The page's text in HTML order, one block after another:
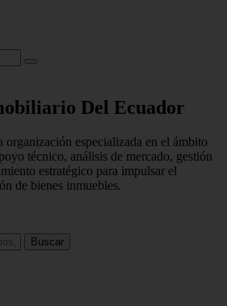
Del Ecuador
especializada en el ámbito
técnico, análisis de mercado, gestión
estratégico para impulsar el
de bienes inmuebles.
Buscar